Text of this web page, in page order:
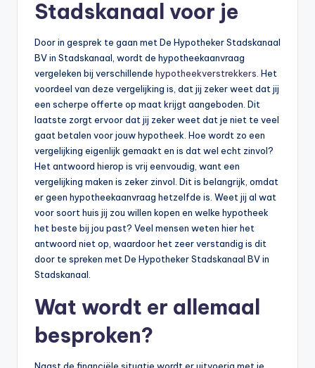
Stadskanaal voor je
Door in gesprek te gaan met De Hypotheker Stadskanaal
BV in Stadskanaal, wordt de hypotheekaanvraag
vergeleken bij verschillende hypotheekverstrekkers. Het
voordeel van deze vergelijking is, dat jij zeker weet dat jij
een scherpe offerte op maat krijgt aangeboden. Dit
laatste zorgt ervoor dat jij zeker weet dat je niet te veel
gaat betalen voor jouw hypotheek. Hoe wordt zo een
vergelijking eigenlijk gemaakt en is dat wel echt zinvol?
Het antwoord hierop is vrij eenvoudig, want een
vergelijking maken is zeker zinvol. Dit is belangrijk, omdat
er geen hypotheekaanvraag hetzelfde is. Weet jij al wat
voor soort huis jij zou willen kopen en welke hypotheek
het beste bij jou past? Veel mensen weten hier het
antwoord niet op, waardoor het zeer verstandig is dit
door te spreken met De Hypotheker Stadskanaal BV in
Stadskanaal.
Wat wordt er allemaal
besproken?